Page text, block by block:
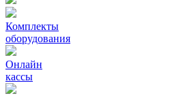
Комплекты
оборудования
Онлайн
кассы